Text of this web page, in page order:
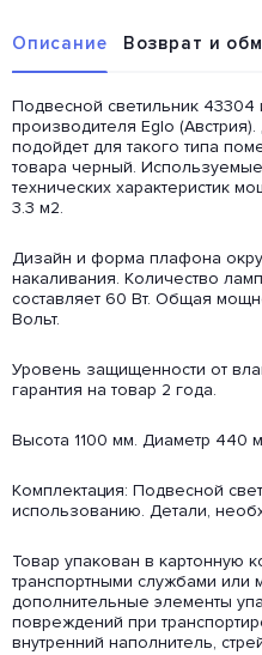
Описание Возврат и
Подвесной светильник 43304
производителя Eglo
подойдет для такого типа
товара черный.
технических характеристик
3.3 м2.
Дизайн и форма плафона
накаливания. Количество
составляет 60 Вт. Общая
Вольт.
Уровень защищенности от
гарантия на товар 2 года.
Высота 1100 мм. Диаметр 440
Комплектация: Подвесной
использованию. Детали,
Товар упакован в картонную
транспортными службами или
дополнительные элементы
повреждений при
внутренний наполнитель,